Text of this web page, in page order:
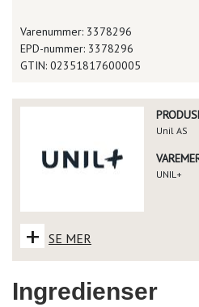
Varenummer: 3378296
EPD-nummer: 3378296
GTIN: 02351817600005
Unil AS
UNIL+
+ SE MER
Ingredienser